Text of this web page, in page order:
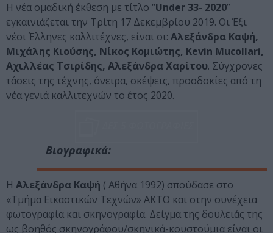
Η νέα ομαδική έκθεση με τίτλο “Under 33- 2020”
εγκαινιάζεται την Τρίτη 17 Δεκεμβρίου 2019. Οι Έξι
νέοι Έλληνες καλλιτέχνες, είναι οι: Αλεξάνδρα Καψή,
Μιχάλης Κιούσης, Νίκος Κομιώτης, Kevin Mucollari,
Αχιλλέας Τσιρίδης, Αλεξάνδρα Χαρίτου. Σύγχρονες
τάσεις της τέχνης, όνειρα, σκέψεις, προσδοκίες από τη
νέα γενιά καλλιτεχνών το έτος 2020.
Βιογραφικά:
Η Αλεξάνδρα Καψή ( Αθήνα 1992) σπούδασε στο
«Τμήμα Εικαστικών Τεχνών» ΑΚΤΟ και στην συνέχεια
φωτογραφία και σκηνογραφία. Δείγμα της δουλειάς της
ως βοηθός σκηνογράφου/σκηνικά-κουστούμια είναι οι